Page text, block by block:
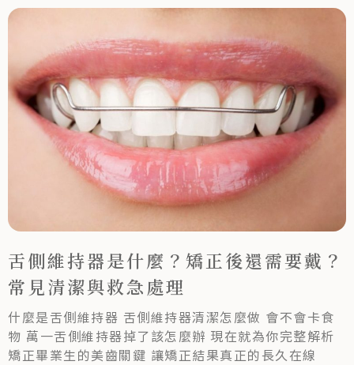
舌側維持器是什麼？矯正後還需要戴？
常見清潔與救急處理
什麼是舌側維持器 舌側維持器清潔怎麼做 會不會卡食
物 萬一舌側維持器掉了該怎麼辦 現在就為你完整解析
矯正畢業生的美齒關鍵 讓矯正結果真正的長久在線